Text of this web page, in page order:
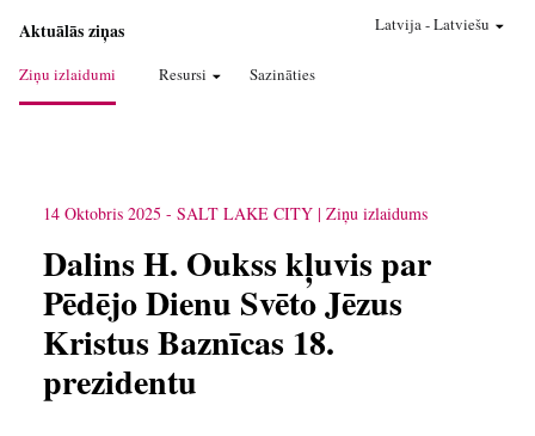
Aktuālās ziņas
Ziņu izlaidumi Resursi Sazināties
Latvija-Latviešu
14 Oktobris 2025 - SALT LAKE CITY Ziņu izlaidums
Dalins H. Oukss kļuvis par
Pēdējo Dienu Svēto Jēzus
Kristus Baznīcas 18.
prezidentu